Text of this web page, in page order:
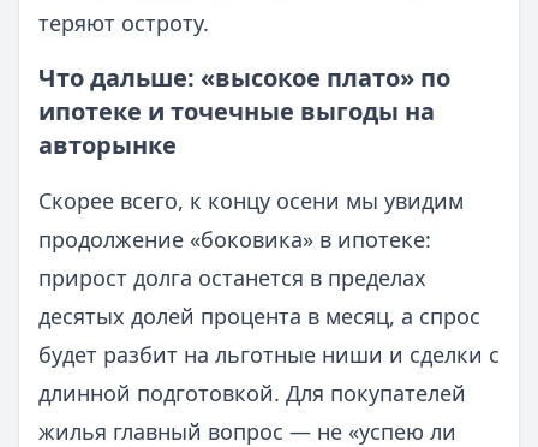
теряют остроту.
Что дальше: «высокое плато» по
ипотеке и точечные выгоды на
авторынке
Скорее всего, к концу осени мы увидим
продолжение «боковика» в ипотеке:
прирост долга останется в пределах
десятых долей процента в месяц, а спрос
будет разбит на льготные ниши и сделки с
длинной подготовкой. Для покупателей
жилья главный вопрос — не «успею ли